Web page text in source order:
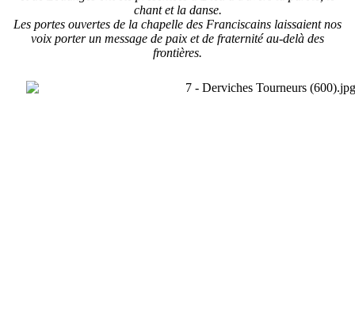
chant et la danse.
Les portes ouvertes de la chapelle des Franciscains laissaient nos
voix porter un message de paix et de fraternité au-delà des
frontières.